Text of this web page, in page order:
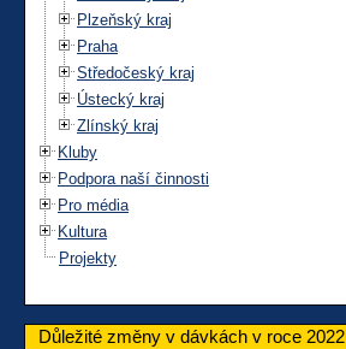
Plzeňský kraj
Praha
Středočeský kraj
Ústecký kraj
Zlínský kraj
Kluby
Podpora naší činnosti
Pro média
Kultura
Projekty
Důležité změny v dávkách v roce 2022